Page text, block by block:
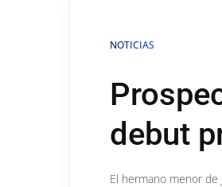
NOTICIAS
debut
El hermano menor de